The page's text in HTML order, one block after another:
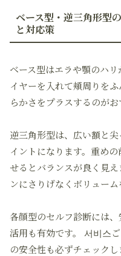
ベース型・逆三角形型
と対応策
ベース型はエラや顎のハ
イヤーを入れて頬周りを
らかさをプラスするのがお
逆三角形型は、広い額と
イントになります。重め
せるとバランスが良く見
ンにさりげなくボリュー
各顔型のセルフ診断には
活用も有効です。 서비스
の安全性も必ずチェックし